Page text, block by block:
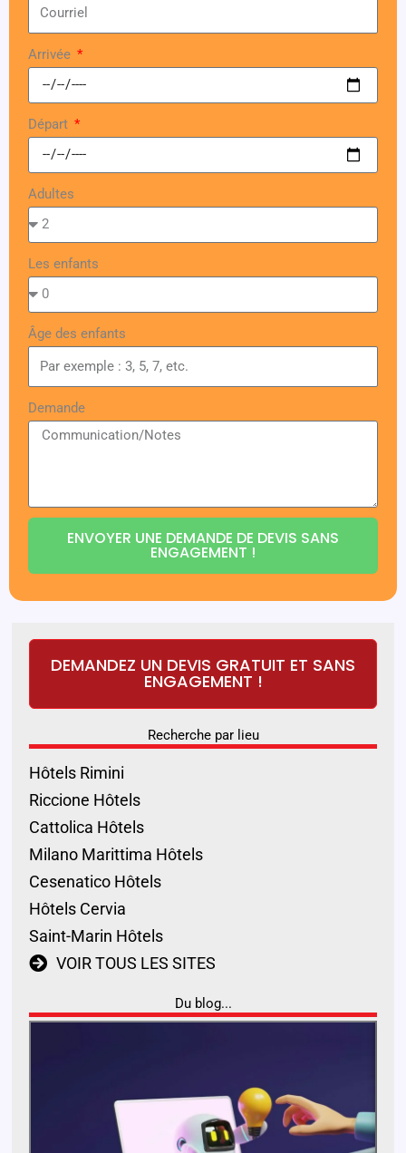
Arrivée
Départ
Adultes
Les enfants
Âge des enfants
Demande
ENVOYER UNE DEMANDE DE DEVIS SANS
ENGAGEMENT !
DEMANDEZ UN DEVIS GRATUIT ET SANS
ENGAGEMENT !
Recherche par lieu
Hôtels Rimini
Riccione Hôtels
Cattolica Hôtels
Milano Marittima Hôtels
Cesenatico Hôtels
Hôtels Cervia
Saint-Marin Hôtels
VOIR TOUS LES SITES
Du blog...